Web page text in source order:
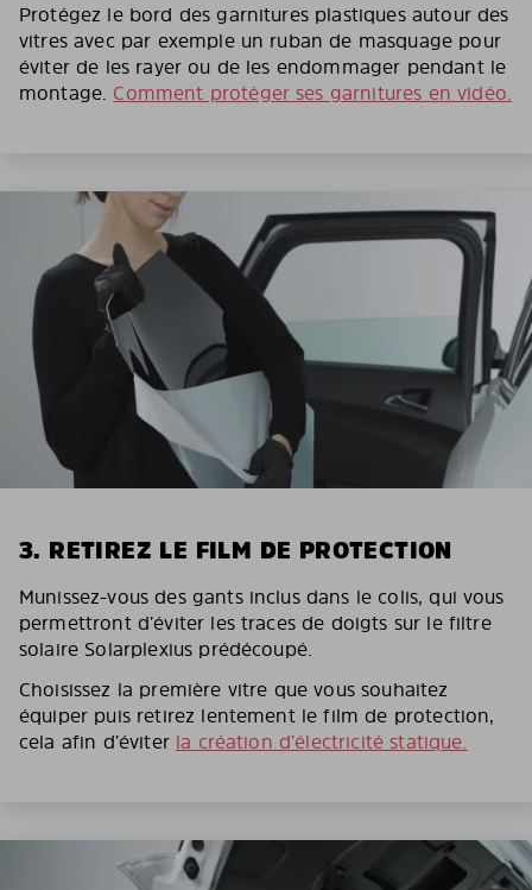
Protégez le bord des garnitures plastiques autour des
vitres avec par exemple un ruban de masquage pour
éviter de les rayer ou de les endommager pendant le
montage. Comment protéger ses garnitures en vidéo.
3. RETIREZ LE FILM DE PROTECTION
Munissez-vous des gants inclus dans le colis, qui vous
permettront d’éviter les traces de doigts sur le filtre
solaire Solarplexius prédécoupé.
Choisissez la première vitre que vous souhaitez
équiper puis retirez lentement le film de protection,
cela afin d’éviter la création d’électricité statique.